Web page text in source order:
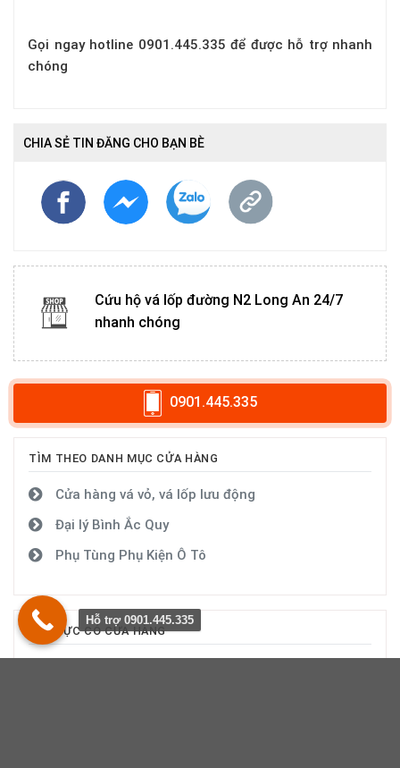
Gọi ngay hotline 0901.445.335 để được hỗ trợ nhanh
chóng
CHIA SẺ TIN ĐĂNG CHO BẠN BÈ
Cứu hộ vá lốp đường N2 Long An 24/7
nhanh chóng
0901.445.335
TÌM THEO DANH MỤC CỬA HÀNG
Cửa hàng vá vỏ, vá lốp lưu động
Đại lý Bình Ắc Quy
Phụ Tùng Phụ Kiện Ô Tô
KHU VỰC CÓ CỬA HÀNG
Hỗ trợ 0901.445.335